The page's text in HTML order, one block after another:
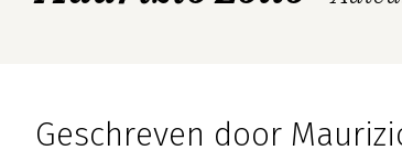
Geschreven door